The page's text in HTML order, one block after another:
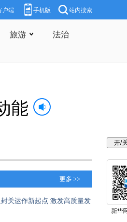
户端 手机版 站内搜索
旅游
法治
能
更多 >>
关运作新起点 激发高质量发